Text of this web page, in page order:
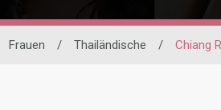
Frauen / Thailändische / Chiang